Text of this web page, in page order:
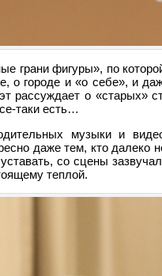
грани фигуры», по
о городе и «о себе», и
рассуждает о «старых»
таки есть…
музыки и
даже тем, кто далеко
со сцены
теплой.